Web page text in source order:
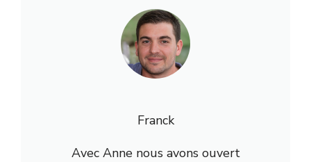
Franck
Avec Anne nous avons ouvert